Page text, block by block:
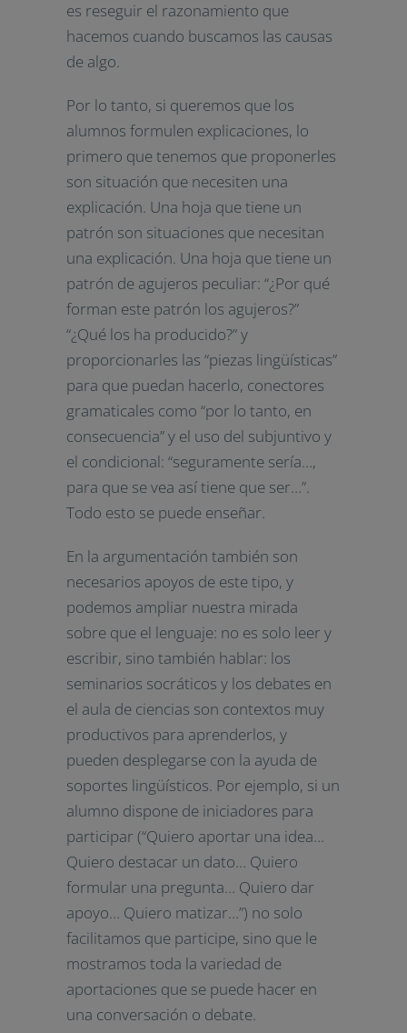
es reseguir el razonamiento que
hacemos cuando buscamos las causas
de algo.
Por lo tanto, si queremos que los
alumnos formulen explicaciones, lo
primero que tenemos que proponerles
son situación que necesiten una
explicación. Una hoja que tiene un
patrón son situaciones que necesitan
una explicación. Una hoja que tiene un
patrón de agujeros peculiar: “¿Por qué
forman este patrón los agujeros?”
“¿Qué los ha producido?” y
proporcionarles las “piezas lingüísticas”
para que puedan hacerlo, conectores
gramaticales como “por lo tanto, en
consecuencia” y el uso del subjuntivo y
el condicional: “seguramente sería…,
para que se vea así tiene que ser…”.
Todo esto se puede enseñar.
En la argumentación también son
necesarios apoyos de este tipo, y
podemos ampliar nuestra mirada
sobre que el lenguaje: no es solo leer y
escribir, sino también hablar: los
seminarios socráticos y los debates en
el aula de ciencias son contextos muy
productivos para aprenderlos, y
pueden desplegarse con la ayuda de
soportes lingüísticos. Por ejemplo, si un
alumno dispone de iniciadores para
participar (“Quiero aportar una idea…
Quiero destacar un dato… Quiero
formular una pregunta… Quiero dar
apoyo… Quiero matizar…”) no solo
facilitamos que participe, sino que le
mostramos toda la variedad de
aportaciones que se puede hacer en
una conversación o debate.